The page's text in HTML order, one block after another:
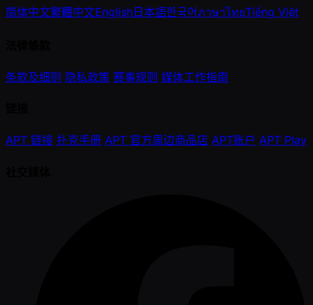
简体中文繁體中文English 日本語한국어ภาษาไทยTiếng Việt
条款及细则 隐私政策 赛事规则 媒体工作指南
APT 链接 扑克手册 APT 官方周边商品店 APT账户 APT Play